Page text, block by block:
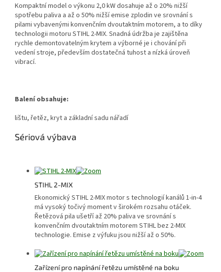
Kompaktní model o výkonu 2,0 kW dosahuje až o 20% nižší
spotřebu paliva a až o 50% nižší emise zplodin ve srovnání s
pilami vybavenými konvenčním dvoutaktním motorem, a to díky
technologii motoru STIHL 2-MIX. Snadná údržba je zajištěna
rychle demontovatelným krytem a výborné je i chování při
vedení stroje, především dostatečná tuhost a nízká úroveň
vibrací.
Balení obsahuje:
lištu, řetěz, kryt a základní sadu nářadí
Sériová výbava
STIHL 2-MIX
Ekonomický STIHL 2-MIX motor s technologií kanálů 1-in-4
má vysoký točivý moment v širokém rozsahu otáček.
Řetězová pila ušetří až 20% paliva ve srovnání s
konvenčním dvoutaktním motorem STIHL bez 2-MIX
technologie. Emise z výfuku jsou nižší až o 50%.
Zařízení pro napínání řetězu umístěné na boku